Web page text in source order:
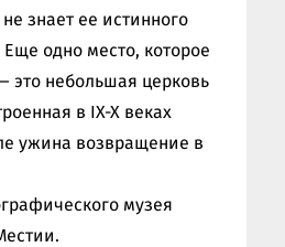
знает ее истинного
одно место, которое
это небольшая церковь
в IX-X веках
ужина возвращение в
музея